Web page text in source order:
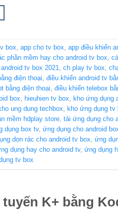
box, app cho tv box, app điều khiển
phần mềm hay cho android tv box,
tv box 2021, ch play tv box,
điện thoại, điều khiển android tv
bằng điện thoại, điều khiển telebox
box, hieuhien tv box, kho ứng dụng
ung dung techbox, kho ứng dụng tv
mềm hdplay store, tải ứng dụng cho
dụng box tv, ứng dụng cho android
dọn rác cho android tv box, ứng
dụng hay cho android tv, ứng dụng
tv box
K+ bằng